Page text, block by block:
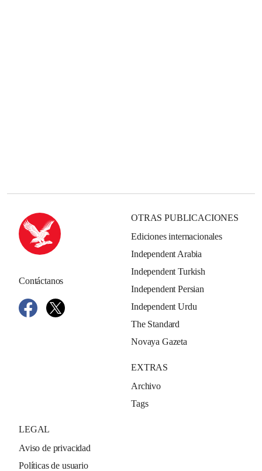
Contáctanos
OTRAS PUBLICACIONES
Ediciones internacionales
Independent Arabia
Independent Turkish
Independent Persian
Independent Urdu
The Standard
Novaya Gazeta
EXTRAS
Archivo
Tags
LEGAL
Aviso de privacidad
Políticas de usuario